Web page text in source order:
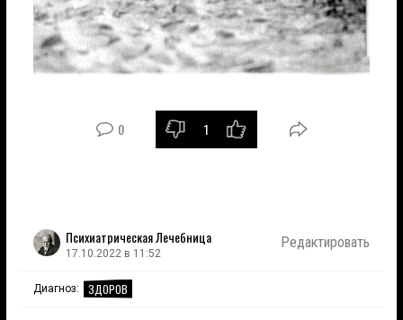
0 1
Психиатрическая Лечебница
17.10.2022 в 11:52
Редактировать
Диагноз: ЗДОРОВ